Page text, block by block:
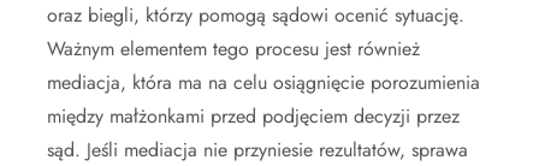
oraz biegli, którzy pomogą sądowi ocenić sytuację.
Ważnym elementem tego procesu jest również
mediacja, która ma na celu osiągnięcie porozumienia
między małżonkami przed podjęciem decyzji przez
sąd. Jeśli mediacja nie przyniesie rezultatów, sprawa